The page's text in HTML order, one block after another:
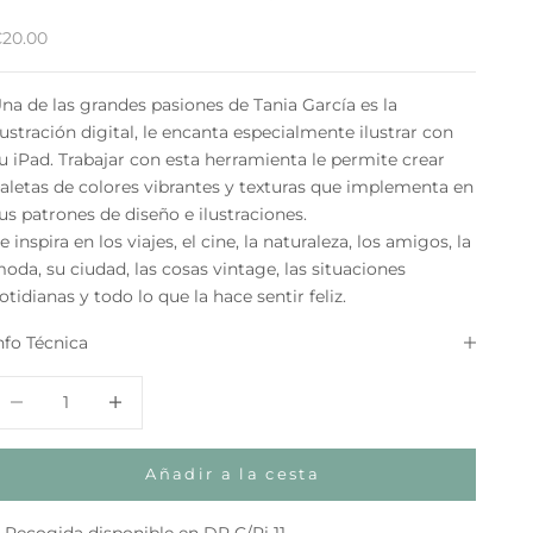
de oferta
de las grandes pasiones de Tania García es la
digital, le encanta especialmente ilustrar con
iPad. Trabajar con esta herramienta le permite crear
de colores vibrantes y texturas que implementa en
patrones de diseño e ilustraciones.
inspira en los viajes, el cine, la naturaleza, los amigos, la
su ciudad, las cosas vintage, las situaciones
y todo lo que la hace sentir feliz.
Técnica
Añadir a la cesta